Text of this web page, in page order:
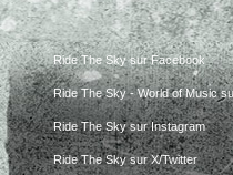
Ride The Sky sur Facebook
Ride The Sky - World of Music
Ride The Sky sur Instagram
Ride The Sky sur X/Twitter